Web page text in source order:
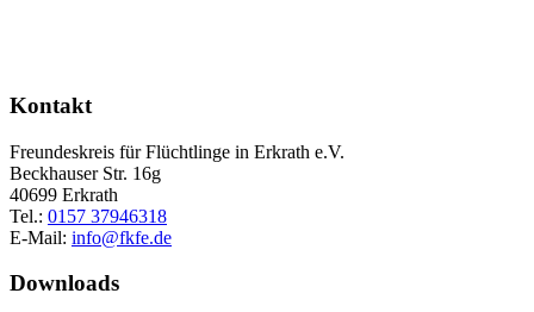
Kontakt
Freundeskreis für Flüchtlinge in Erkrath e.V.
Beckhauser Str. 16g
40699 Erkrath
Tel.: 0157 37946318
E-Mail: info@fkfe.de
Downloads